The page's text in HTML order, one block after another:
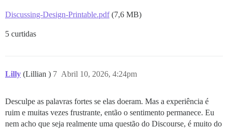
Discussing-Design-Printable.pdf(7,6 MB)
5 curtidas
Lilly (Lillian ) Abril 10, 2026, 4:24pm
7
Desculpe as palavras fortes se elas doeram. Mas a experiência é
ruim e muitas vezes frustrante, então o sentimento permanece. Eu
nem acho que seja realmente uma questão do Discourse, é muito do